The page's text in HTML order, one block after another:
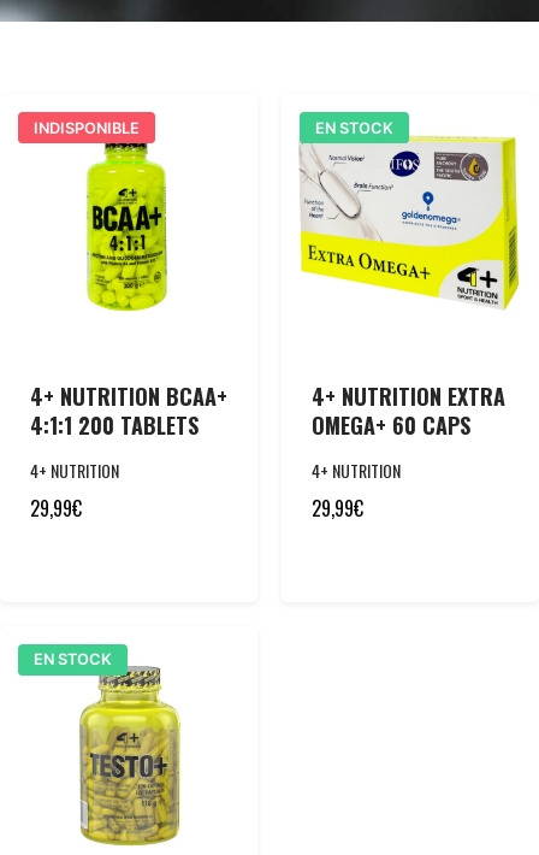
INDISPONIBLE
4+ NUTRITION BCAA+
4:1:1 200 TABLETS
4+ NUTRITION
29,99€
EN STOCK
4+ NUTRITION EXTRA
OMEGA+ 60 CAPS
4+ NUTRITION
29,99€
EN STOCK